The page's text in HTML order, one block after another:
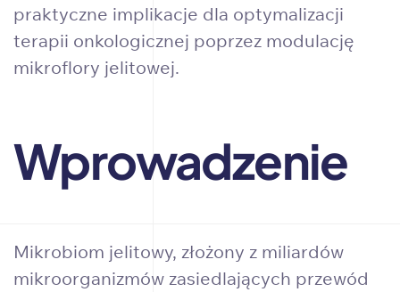
praktyczne implikacje dla optymalizacji
terapii onkologicznej poprzez modulację
mikroflory jelitowej.
Wprowadzenie
Mikrobiom jelitowy, złożony z miliardów
mikroorganizmów zasiedlających przewód